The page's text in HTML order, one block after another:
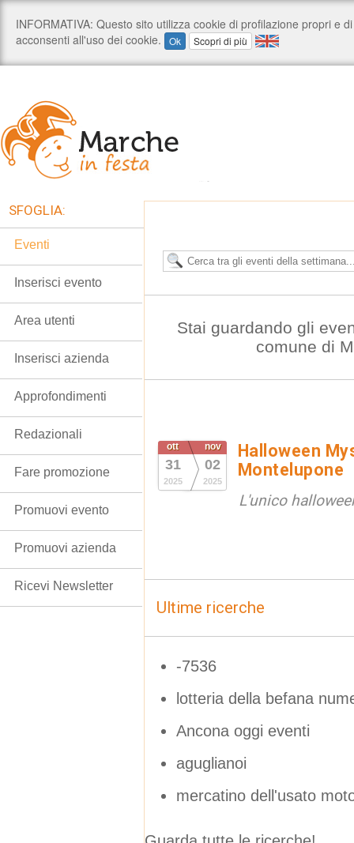
Stai guardando gli
comune di
ott
31
2025
nov
02
2025
Halloween
Montelupone
L'unico
Ultime ricerche
-7536
lotteria della befana
Ancona oggi eventi
aguglianoi
mercatino dell'usato
SFOGLIA:
Eventi
Inserisci evento
Area utenti
Inserisci azienda
Approfondimenti
Redazionali
Fare promozione
Promuovi evento
Promuovi azienda
Ricevi Newsletter